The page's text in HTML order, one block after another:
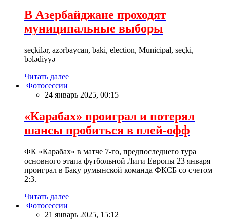
В Азербайджане проходят
муниципальные выборы
seçkilər, azərbaycan, baki, election, Municipal, seçki,
bələdiyyə
Читать далее
Фотосессии
24 январь 2025, 00:15
«Карабах» проиграл и потерял
шансы пробиться в плей-офф
ФК «Карабах» в матче 7-го, предпоследнего тура
основного этапа футбольной Лиги Европы 23 января
проиграл в Баку румынской команда ФКСБ со счетом
2:3.
Читать далее
Фотосессии
21 январь 2025, 15:12